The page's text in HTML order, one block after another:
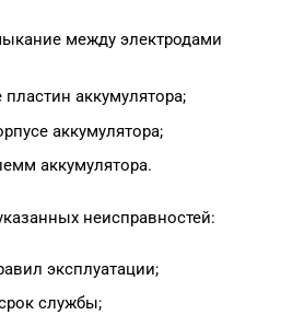
между электродами
аккумулятора;
аккумулятора;
аккумулятора.
неисправностей:
эксплуатации;
службы;